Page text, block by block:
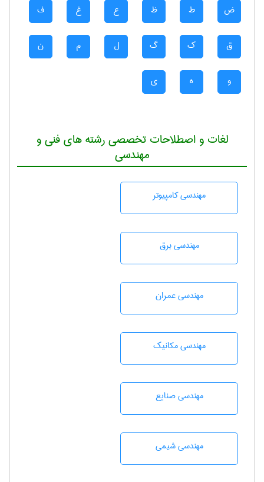
ض ط ظ ع غ ف
ق ک گ ل م ن
و ه ی
لغات و اصطلاحات تخصصی رشته های فنی و
مهندسی
مهندسی كامپيوتر
مهندسی برق
مهندسی عمران
مهندسی مکانیک
مهندسی صنايع
مهندسي شيمی